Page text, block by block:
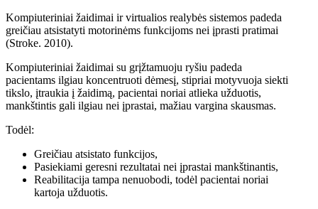
Kompiuteriniai žaidimai ir virtualios realybės sistemos padeda
greičiau atsistatyti motorinėms funkcijoms nei įprasti pratimai
(Stroke. 2010).
Kompiuteriniai žaidimai su grįžtamuoju ryšiu padeda
pacientams ilgiau koncentruoti dėmesį, stipriai motyvuoja siekti
tikslo, įtraukia į žaidimą, pacientai noriai atlieka užduotis,
mankštintis gali ilgiau nei įprastai, mažiau vargina skausmas.
Todėl:
Greičiau atsistato funkcijos,
Pasiekiami geresni rezultatai nei įprastai mankštinantis,
Reabilitacija tampa nenuobodi, todėl pacientai noriai
kartoja užduotis.